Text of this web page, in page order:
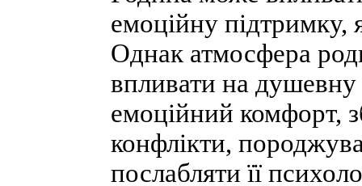
емоційну підтримку,
Однак атмосфера
впливати на душевну
емоційний комфорт,
конфлікти,
послабляти її